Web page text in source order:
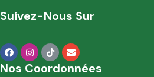
Suivez-Nous Sur
Nos Coordonnées